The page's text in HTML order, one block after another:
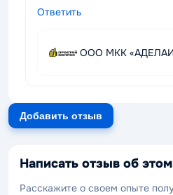
Ответить
ООО МКК
Добавить отзыв
Написать отзыв об
Расскажите о своем опыте